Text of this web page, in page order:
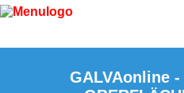
GALVAonline -